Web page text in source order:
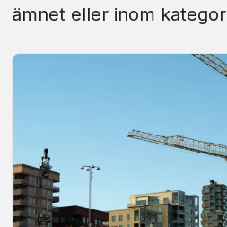
ämnet eller inom